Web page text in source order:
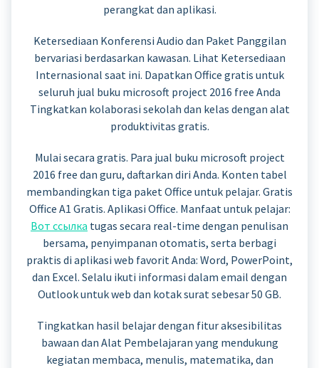
perangkat dan aplikasi.
Ketersediaan Konferensi Audio dan Paket Panggilan
bervariasi berdasarkan kawasan. Lihat Ketersediaan
Internasional saat ini. Dapatkan Office gratis untuk
seluruh jual buku microsoft project 2016 free Anda
Tingkatkan kolaborasi sekolah dan kelas dengan alat
produktivitas gratis.
Mulai secara gratis. Para jual buku microsoft project
2016 free dan guru, daftarkan diri Anda. Konten tabel
membandingkan tiga paket Office untuk pelajar. Gratis
Office A1 Gratis. Aplikasi Office. Manfaat untuk pelajar:
Вот ссылка tugas secara real-time dengan penulisan
bersama, penyimpanan otomatis, serta berbagi
praktis di aplikasi web favorit Anda: Word, PowerPoint,
dan Excel. Selalu ikuti informasi dalam email dengan
Outlook untuk web dan kotak surat sebesar 50 GB.
Tingkatkan hasil belajar dengan fitur aksesibilitas
bawaan dan Alat Pembelajaran yang mendukung
kegiatan membaca, menulis, matematika, dan